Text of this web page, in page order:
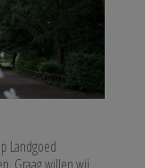
Landgoed